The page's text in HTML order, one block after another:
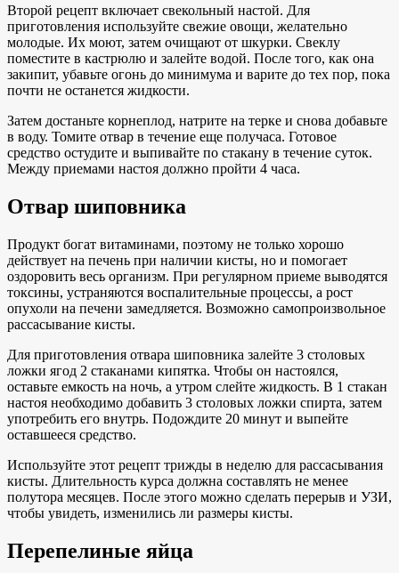
Второй рецепт включает свекольный настой. Для
приготовления используйте свежие овощи, желательно
молодые. Их моют, затем очищают от шкурки. Свеклу
поместите в кастрюлю и залейте водой. После того, как она
закипит, убавьте огонь до минимума и варите до тех пор, пока
почти не останется жидкости.
Затем достаньте корнеплод, натрите на терке и снова добавьте
в воду. Томите отвар в течение еще получаса. Готовое
средство остудите и выпивайте по стакану в течение суток.
Между приемами настоя должно пройти 4 часа.
Отвар шиповника
Продукт богат витаминами, поэтому не только хорошо
действует на печень при наличии кисты, но и помогает
оздоровить весь организм. При регулярном приеме выводятся
токсины, устраняются воспалительные процессы, а рост
опухоли на печени замедляется. Возможно самопроизвольное
рассасывание кисты.
Для приготовления отвара шиповника залейте 3 столовых
ложки ягод 2 стаканами кипятка. Чтобы он настоялся,
оставьте емкость на ночь, а утром слейте жидкость. В 1 стакан
настоя необходимо добавить 3 столовых ложки спирта, затем
употребить его внутрь. Подождите 20 минут и выпейте
оставшееся средство.
Используйте этот рецепт трижды в неделю для рассасывания
кисты. Длительность курса должна составлять не менее
полутора месяцев. После этого можно сделать перерыв и УЗИ,
чтобы увидеть, изменились ли размеры кисты.
Перепелиные яйца